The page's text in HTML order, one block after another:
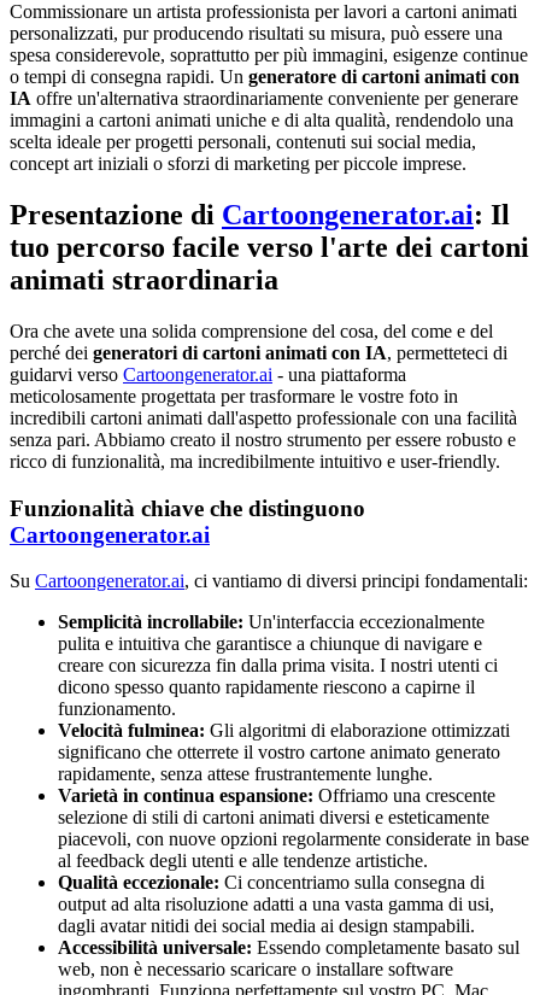
Commissionare un artista professionista per lavori a cartoni animati
personalizzati, pur producendo risultati su misura, può essere una
spesa considerevole, soprattutto per più immagini, esigenze continue
o tempi di consegna rapidi. Un generatore di cartoni animati con
IA offre un'alternativa straordinariamente conveniente per generare
immagini a cartoni animati uniche e di alta qualità, rendendolo una
scelta ideale per progetti personali, contenuti sui social media,
concept art iniziali o sforzi di marketing per piccole imprese.
Presentazione di Cartoongenerator.ai: Il
tuo percorso facile verso l'arte dei cartoni
animati straordinaria
Ora che avete una solida comprensione del cosa, del come e del
perché dei generatori di cartoni animati con IA, permetteteci di
guidarvi verso Cartoongenerator.ai - una piattaforma
meticolosamente progettata per trasformare le vostre foto in
incredibili cartoni animati dall'aspetto professionale con una facilità
senza pari. Abbiamo creato il nostro strumento per essere robusto e
ricco di funzionalità, ma incredibilmente intuitivo e user-friendly.
Funzionalità chiave che distinguono
Cartoongenerator.ai
Su Cartoongenerator.ai, ci vantiamo di diversi principi fondamentali:
Semplicità incrollabile: Un'interfaccia eccezionalmente
pulita e intuitiva che garantisce a chiunque di navigare e
creare con sicurezza fin dalla prima visita. I nostri utenti ci
dicono spesso quanto rapidamente riescono a capirne il
funzionamento.
Velocità fulminea: Gli algoritmi di elaborazione ottimizzati
significano che otterrete il vostro cartone animato generato
rapidamente, senza attese frustrantemente lunghe.
Varietà in continua espansione: Offriamo una crescente
selezione di stili di cartoni animati diversi e esteticamente
piacevoli, con nuove opzioni regolarmente considerate in base
al feedback degli utenti e alle tendenze artistiche.
Qualità eccezionale: Ci concentriamo sulla consegna di
output ad alta risoluzione adatti a una vasta gamma di usi,
dagli avatar nitidi dei social media ai design stampabili.
Accessibilità universale: Essendo completamente basato sul
web, non è necessario scaricare o installare software